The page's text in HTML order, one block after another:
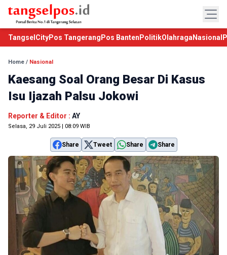
TangselCityPos Tangerang Pos Banten PolitikOlahraga Nasional
Home / Nasional
Kaesang Soal Orang Besar Di Kasus
Isu Ijazah Palsu Jokowi
Reporter & Editor : AY
Selasa, 29 Juli 2025 | 08:09 WIB
Share Tweet Share Share